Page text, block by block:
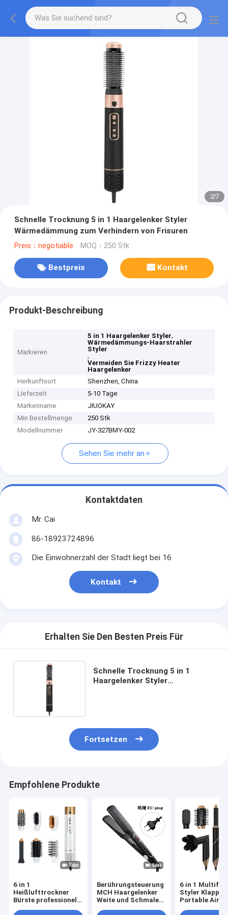
2/7
Schnelle Trocknung 5 in 1 Haargelenker Styler
Wärmedämmung zum Verhindern von Frisuren
Preis：negotiable MOQ：250 Stk
Bestpreis Kontakt
Produkt-Beschreibung
Markieren
5 in 1 Haargelenker Styler,
Wärmedämmungs-Haarstrahler
Styler
,
Vermeiden Sie Frizzy Heater
Haargelenker
Herkunftsort
Shenzhen, China
Lieferzeit
5-10 Tage
Markenname
JIUOKAY
Min Bestellmenge
250 Stk
Modellnummer
JY-327BMY-002
Sehen Sie mehr an
Kontaktdaten
Mr. Cai
86-18923724896
Die Einwohnerzahl der Stadt liegt bei 16
Kontakt
Erhalten Sie Den Besten Preis Für
Schnelle Trocknung 5 in 1
Haargelenker Styler
Fortsetzen
Empfohlene Produkte
6 in 1
Heißlufttrockner
Bürste professionelle
Berührungsteuerung
MCH Haargelenker
Weite und Schmale
6 in 1
Styler
Portable Air